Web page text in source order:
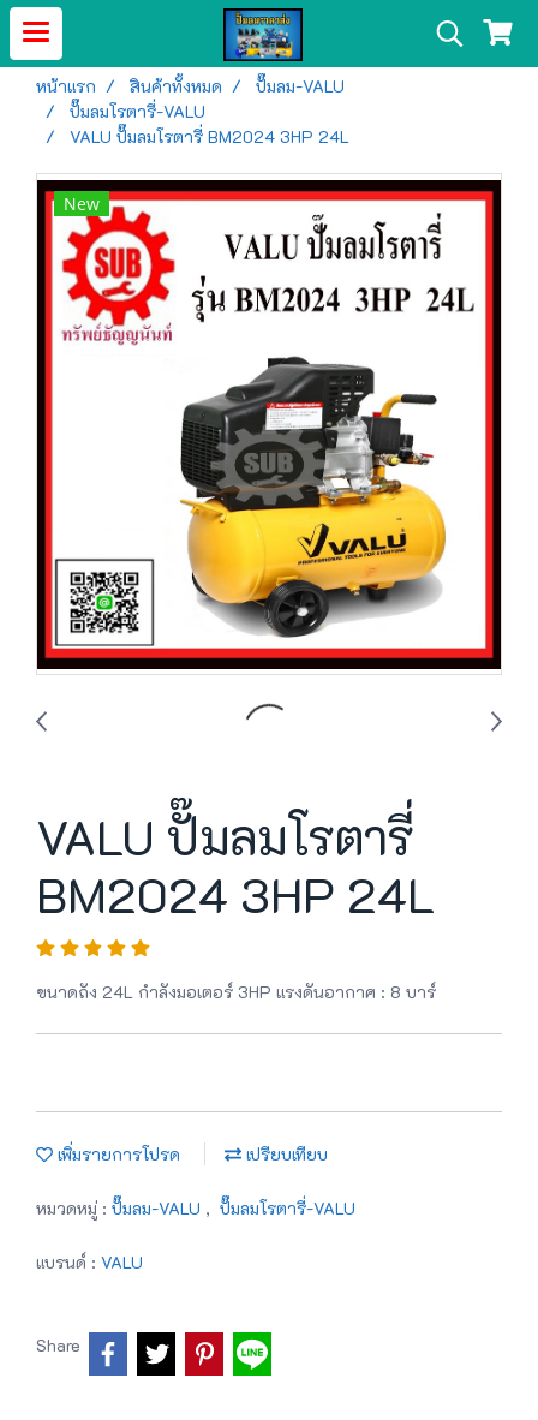
หน้าแรก สินค้าทั้งหมด
ปั๊มลม-VALU
ปั๊มลมโรตารี่-VALU
VALU ปั๊มลมโรตารี่ BM2024 3HP 24L
New
VALU ปั๊มลมโรตารี่
BM2024 3HP 24L
ขนาดถัง 24L กำลังมอเตอร์ 3HP แรงดันอากาศ : 8 บาร์
เพิ่มรายการโปรด เปรียบเทียบ
หมวดหมู่ : ปั๊มลม-VALU , ปั๊มลมโรตารี่-VALU
แบรนด์ : VALU
Share